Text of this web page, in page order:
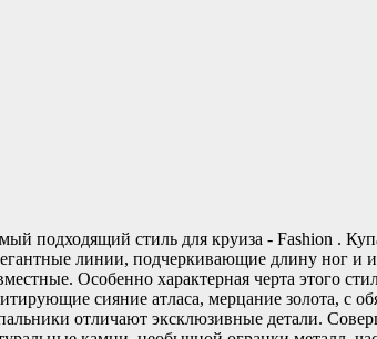
подходящий стиль для круиза - Fashion .
линии, подчеркивающие длину ног и
Особенно характерная черта этого
сияние атласа, мерцание золота, с
отличают эксклюзивные детали.